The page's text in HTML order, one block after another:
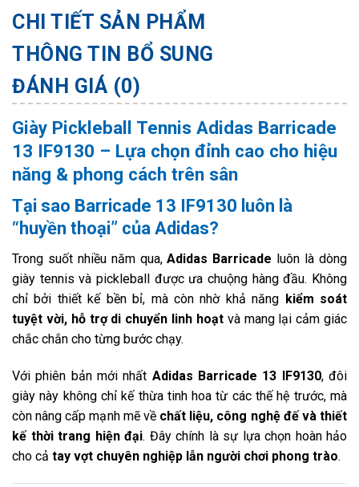
CHI TIẾT SẢN PHẨM
THÔNG TIN BỔ SUNG
ĐÁNH GIÁ (0)
Giày Pickleball Tennis Adidas Barricade
13 IF9130 – Lựa chọn đỉnh cao cho hiệu
năng & phong cách trên sân
Tại sao Barricade 13 IF9130 luôn là
“huyền thoại” của Adidas?
Trong suốt nhiều năm qua,Adidas Barricade luôn là dòng
giày tennis và pickleball được ưa chuộng hàng đầu. Không
chỉ bởi thiết kế bền bỉ, mà còn nhờ khả năng kiểm soát
tuyệt vời, hỗ trợ di chuyển linh hoạtvà mang lại cảm giác
chắc chắn cho từng bước chạy.
Với phiên bản mới nhất Adidas Barricade 13 IF9130, đôi
giày này không chỉ kế thừa tinh hoa từ các thế hệ trước, mà
còn nâng cấp mạnh mẽ về chất liệu, công nghệ đế và thiết
kế thời trang hiện đại. Đây chính là sự lựa chọn hoàn hảo
cho cả tay vợt chuyên nghiệp lẫn người chơi phong trào.